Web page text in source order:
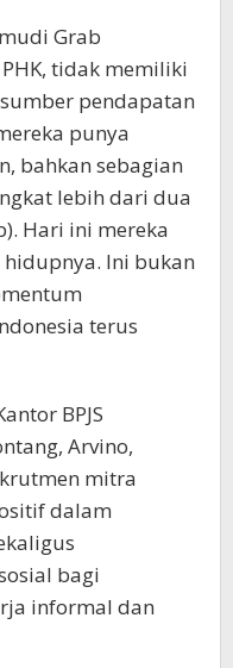
Grab
tidak memiliki
pendapatan
punya
bahkan sebagian
lebih dari dua
Hari ini mereka
Ini bukan
terus
BPJS
Arvino,
mitra
dalam
bagi
informal dan